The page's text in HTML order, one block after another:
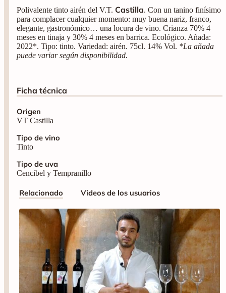
Polivalente tinto airén del V.T. Castilla. Con un tanino finísimo
para complacer cualquier momento: muy buena nariz, franco,
elegante, gastronómico… una locura de vino. Crianza 70% 4
meses en tinaja y 30% 4 meses en barrica. Ecológico. Añada:
2022*. Tipo: tinto. Variedad: airén. 75cl. 14% Vol. *La añada
puede variar según disponibilidad.
Ficha técnica
Origen
VT Castilla
Tipo de vino
Tinto
Tipo de uva
Cencibel y Tempranillo
Relacionado Videos de los usuarios